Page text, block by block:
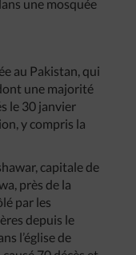
une mosquée
au Pakistan, qui
une majorité
le 30 janvier
y compris la
capitale de
près de la
par les
depuis le
l’église de